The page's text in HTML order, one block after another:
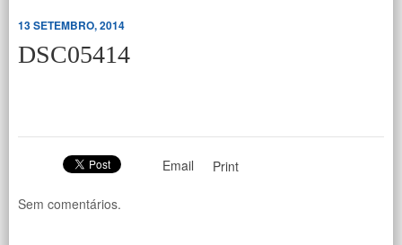
13 SETEMBRO, 2014
DSC05414
Email Print
Sem comentários.